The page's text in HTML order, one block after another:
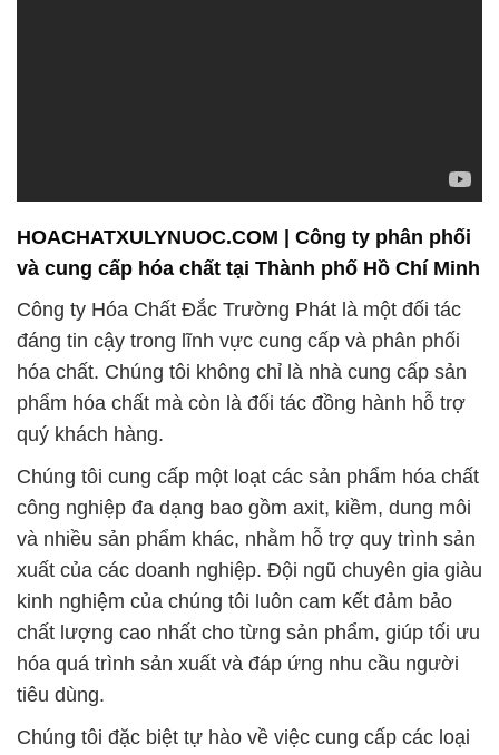
HOACHATXULYNUOC.COM | Công ty phân phối
và cung cấp hóa chất tại Thành phố Hồ Chí Minh
Công ty Hóa Chất Đắc Trường Phát là một đối tác
đáng tin cậy trong lĩnh vực cung cấp và phân phối
hóa chất. Chúng tôi không chỉ là nhà cung cấp sản
phẩm hóa chất mà còn là đối tác đồng hành hỗ trợ
quý khách hàng.
Chúng tôi cung cấp một loạt các sản phẩm hóa chất
công nghiệp đa dạng bao gồm axit, kiềm, dung môi
và nhiều sản phẩm khác, nhằm hỗ trợ quy trình sản
xuất của các doanh nghiệp. Đội ngũ chuyên gia giàu
kinh nghiệm của chúng tôi luôn cam kết đảm bảo
chất lượng cao nhất cho từng sản phẩm, giúp tối ưu
hóa quá trình sản xuất và đáp ứng nhu cầu người
tiêu dùng.
Chúng tôi đặc biệt tự hào về việc cung cấp các loại